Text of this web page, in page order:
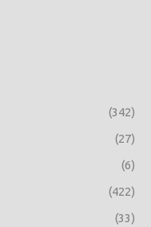
(342)
(27)
(6)
(422)
(33)